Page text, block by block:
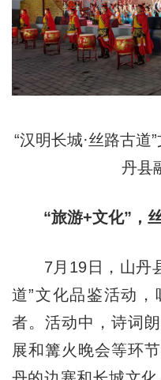
“汉明长城·丝路古道
丹县
“旅游+文化”，
7月19日，山丹县
道”文化品鉴活动
者。活动中，诗词
展和篝火晚会等环